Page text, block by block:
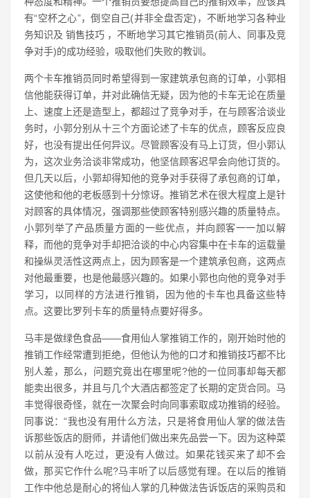
有“空杯之心”，倒空自己(并非全盘否定)，不断地学习各种业
务知识及 销售技巧 ，不断地学习其它推销员(前人、同事及竞
争对手)的成功经验，吸取他们失败的教训。
两个卡车推销员同时希望得到一家建筑承包商的订单，小郭相
信他能获得订单，并对此确信无疑，因为他的卡车无论在质量
上、速度上还是造型上，都超过了竞争对手，在与顾客洽谈业
务时，小郭分别从十三个方面论述了卡车的优点，顾客反应良
好，也没有提出任何异议。尽管顾客没有马上订货，但小郭认
为，这次业务洽谈非常成功，他坚信顾客迟早会向他订货的。
但几天以后，小郭却得知他的竞争对手获得了承包商的订单，
这使他和他的老板感到十分惊讶。推销艺术在很大程度上是针
对顾客的具体情况，强调那些使顾客特别感兴趣的质量特点。
小郭列举了产品质量方面的一些优点，并向顾客一一加以解
释，而他的竞争对手却把洽谈的中心内容集中在卡车的运载量
和操纵灵活性这两点上，因为顾客是一个建筑承包商，这两点
对他最重要，也是他最感兴趣的。如果小郭也向他的竞争对手
学习，以同样的方法进行推销，因为他的卡车也具备这些特
点。这要比罗列卡车的质量特点要好得多。
马丰是做绿色食品——食用仙人掌推销工作的，刚开始时他的
推销工作经常遭到拒绝，但他认为他的口才和推销技巧都不比
别人差，那么，问题究竟出在哪里呢?他的一位同事却每天都
能卖出很多，并且与几个大酒店都签定了长期的定货合同。马
丰觉得很奇怪，就在一次聚会时向同事索取成功推销的经验。
同事说：“我也没有用什么方法，只是将食用仙人掌的做法告
诉那些饭店的厨师，并请他们做出来先品尝一下。因为这种菜
以前从没有人吃过，更没有人做过。如果花钱买来了却不会
做，那买它作什么呢?马丰听了以后感觉有理。在以后的推销
工作中他总是耐心的将仙人掌的几种做法告诉饭店的采购员和